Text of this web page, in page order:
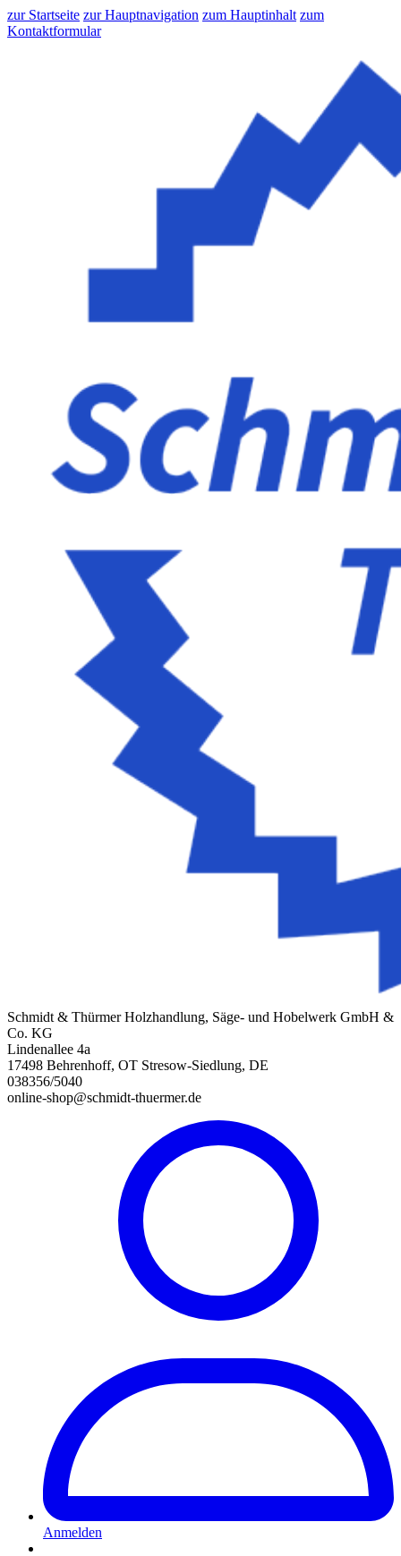
zur Startseite zur Hauptnavigation zum Hauptinhalt zum
Kontaktformular
Schmidt & Thürmer Holzhandlung, Säge- und Hobelwerk GmbH &
Co. KG
Lindenallee 4a
17498 Behrenhoff, OT Stresow-Siedlung, DE
038356/5040
online-shop@schmidt-thuermer.de
Anmelden